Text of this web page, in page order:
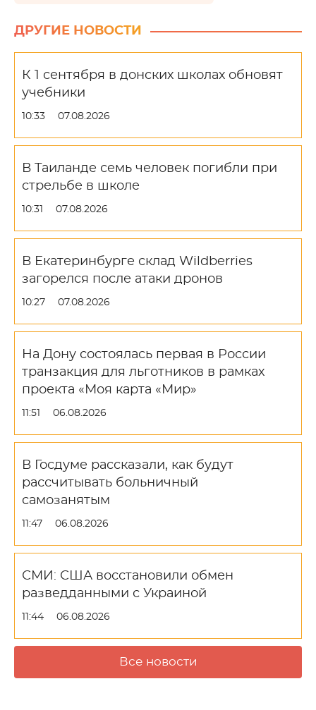
ДРУГИЕ НОВОСТИ
К 1 сентября в донских школах обновят
учебники
10:33 07.08.2026
В Таиланде семь человек погибли при
стрельбе в школе
10:31 07.08.2026
В Екатеринбурге склад Wildberries
загорелся после атаки дронов
10:27 07.08.2026
На Дону состоялась первая в России
транзакция для льготников в рамках
проекта «Моя карта «Мир»
11:51 06.08.2026
В Госдуме рассказали, как будут
рассчитывать больничный
самозанятым
11:47 06.08.2026
СМИ: США восстановили обмен
разведданными с Украиной
11:44 06.08.2026
Все новости